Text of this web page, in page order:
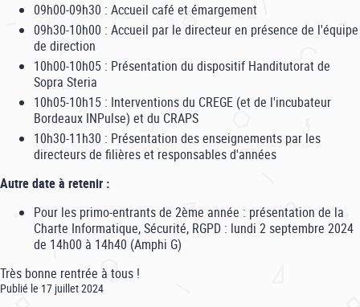
09h00-09h30 : Accueil café et émargement
09h30-10h00 : Accueil par le directeur en présence de l'équipe
de direction
10h00-10h05 : Présentation du dispositif Handitutorat de
Sopra Steria
10h05-10h15 : Interventions du CREGE (et de l'incubateur
Bordeaux INPulse) et du CRAPS
10h30-11h30 : Présentation des enseignements par les
directeurs de filières et responsables d'années
Autre date à retenir :
Pour les primo-entrants de 2ème année : présentation de la
Charte Informatique, Sécurité, RGPD : lundi 2 septembre 2024
de 14h00 à 14h40 (Amphi G)
Très bonne rentrée à tous !
Publié le 17 juillet 2024